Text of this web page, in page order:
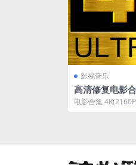
影视音乐
高清修复电影
更新 8T阿里云
电影合集